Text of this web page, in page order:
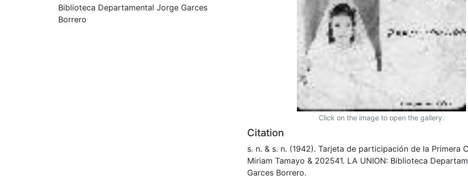
Biblioteca Departamental Jorge Garces
Borrero
Click on the image to open the gallery.
Citation
s. n. & s. n. (1942). Tarjeta de participación de la Primera
Miriam Tamayo & 202541. LA UNION: Biblioteca
Garces Borrero.